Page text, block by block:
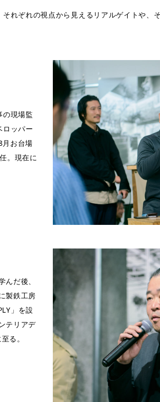
れぞれの視点から見えるリアルゲイトや、
の現場監
ロッパー
お台場
。現在に
だ後、
製鉄工房
」を設
テリアデ
る。